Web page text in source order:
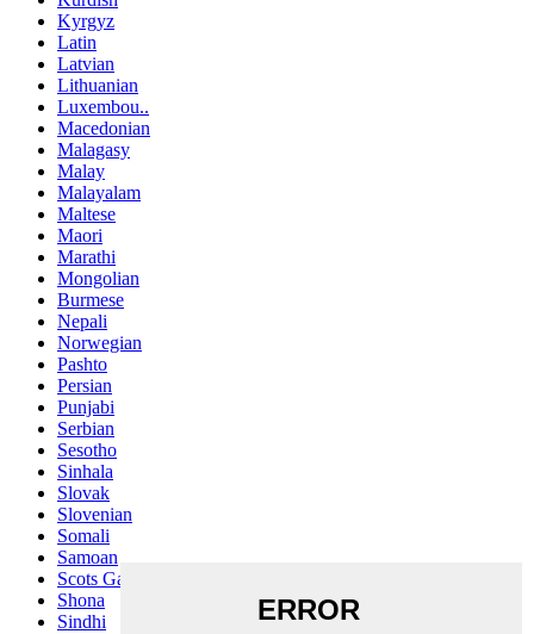
Kyrgyz
Latin
Latvian
Lithuanian
Luxembou..
Macedonian
Malagasy
Malay
Malayalam
Maltese
Maori
Marathi
Mongolian
Burmese
Nepali
Norwegian
Pashto
Persian
Punjabi
Serbian
Sesotho
Sinhala
Slovak
Slovenian
Somali
Samoan
Scots Gaelic
Shona
Sindhi